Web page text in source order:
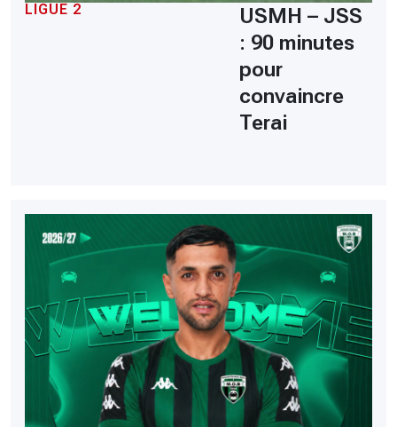
LIGUE 2
USMH – JSS
: 90 minutes
pour
convaincre
Terai